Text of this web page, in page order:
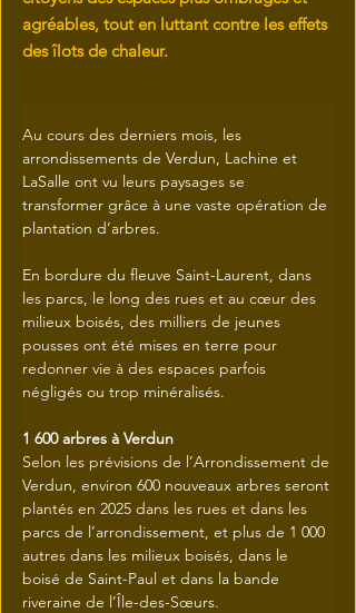
agréables, tout en luttant contre les effets
des îlots de chaleur.
Au cours des derniers mois, les
arrondissements de Verdun, Lachine et
LaSalle ont vu leurs paysages se
transformer grâce à une vaste opération de
plantation d’arbres.
En bordure du fleuve Saint-Laurent, dans
les parcs, le long des rues et au cœur des
milieux boisés, des milliers de jeunes
pousses ont été mises en terre pour
redonner vie à des espaces parfois
négligés ou trop minéralisés.
1 600 arbres à Verdun
Selon les prévisions de l’Arrondissement de
Verdun, environ 600 nouveaux arbres seront
plantés en 2025 dans les rues et dans les
parcs de l’arrondissement, et plus de 1 000
autres dans les milieux boisés, dans le
boisé de Saint-Paul et dans la bande
riveraine de l’Île-des-Sœurs.